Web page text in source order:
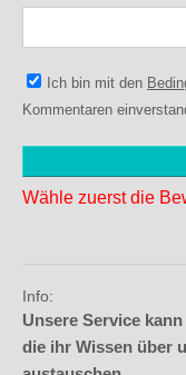
Ich bin mit den
Kommentaren
Wähle zuerst die
Info:
Unsere Service
die ihr Wissen über